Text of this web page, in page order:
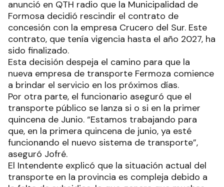
anunció en QTH radio que la Municipalidad de
Formosa decidió rescindir el contrato de
concesión con la empresa Crucero del Sur. Este
contrato, que tenía vigencia hasta el año 2027, ha
sido finalizado.
Esta decisión despeja el camino para que la
nueva empresa de transporte Fermoza comience
a brindar el servicio en los próximos días.
Por otra parte, el funcionario aseguró que el
transporte público se lanza si o si en la primer
quincena de Junio. “Estamos trabajando para
que, en la primera quincena de junio, ya esté
funcionando el nuevo sistema de transporte”,
aseguró Jofré.
El Intendente explicó que la situación actual del
transporte en la provincia es compleja debido a